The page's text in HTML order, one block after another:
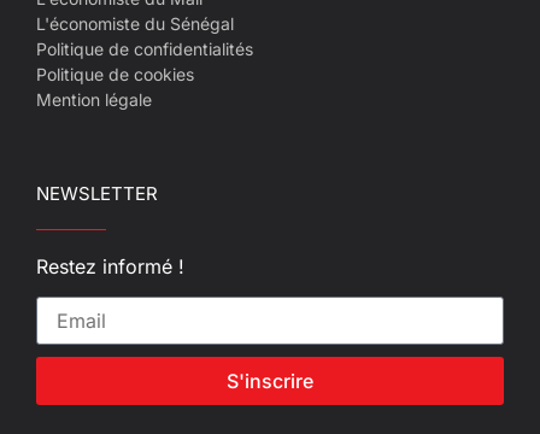
L'économiste du Sénégal
Politique de confidentialités
Politique de cookies
Mention légale
NEWSLETTER
Restez informé !
S'inscrire